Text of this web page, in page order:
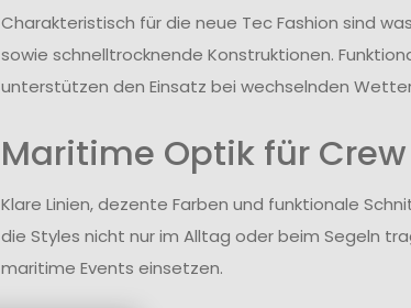
Charakteristisch für die neue Tec Fashion sind
sowie schnelltrocknende Konstruktionen.
unterstützen den Einsatz bei wechselnden
Maritime Optik für
Klare Linien, dezente Farben und funktionale
die Styles nicht nur im Alltag oder beim Segeln
maritime Events einsetzen.